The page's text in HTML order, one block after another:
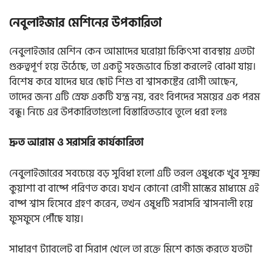
নেবুলাইজার মেশিনের উপকারিতা
নেবুলাইজার মেশিন কেন আমাদের ঘরোয়া চিকিৎসা ব্যবস্থায় এতটা
গুরুত্বপূর্ণ হয়ে উঠেছে, তা একটু সহজভাবে চিন্তা করলেই বোঝা যায়।
বিশেষ করে যাদের ঘরে ছোট শিশু বা শ্বাসকষ্টের রোগী আছেন,
তাদের জন্য এটি স্রেফ একটি যন্ত্র নয়, বরং বিপদের সময়ের এক পরম
বন্ধু। নিচে এর উপকারিতাগুলো বিস্তারিতভাবে তুলে ধরা হলঃ
দ্রুত আরাম ও সরাসরি কার্যকারিতা
নেবুলাইজারের সবচেয়ে বড় সুবিধা হলো এটি তরল ওষুধকে খুব সূক্ষ্ম
কুয়াশা বা বাষ্পে পরিণত করে। যখন কোনো রোগী মাস্কের মাধ্যমে এই
বাষ্প শ্বাস হিসেবে গ্রহণ করেন, তখন ওষুধটি সরাসরি শ্বাসনালী হয়ে
ফুসফুসে পৌঁছে যায়।
সাধারণ ট্যাবলেট বা সিরাপ খেলে তা রক্তে মিশে কাজ করতে যতটা